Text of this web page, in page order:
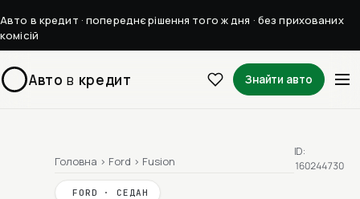
Авто в кредит · попереднє рішення того ж дня · без прихованих
комісій
Авто в кредит Знайти авто
Головна › Ford › Fusion
FORD · СЕДАН
ID:
160244730